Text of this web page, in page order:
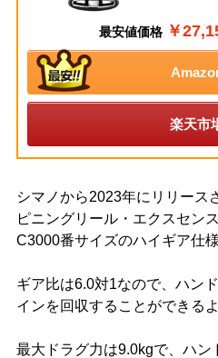
最安値価格 ￥
楽天市
シマノから2023年にリリース
ピニングリール・エクスセン
C3000番サイズのハイギア仕
ギア比は6.0対1なので、ハン
インを回収することができる
最大ドラグ力は9.0kgで、ハン